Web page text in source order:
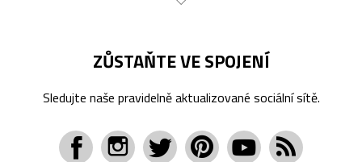
ZŮSTAŇTE VE SPOJENÍ
Sledujte naše pravidelně aktualizované sociální sítě.